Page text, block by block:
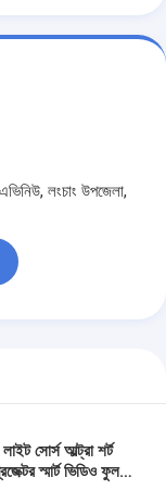
লংচাং উপজেলা,
সোর্স আল্ট্রা শর্ট
স্মার্ট ভিডিও ফুল